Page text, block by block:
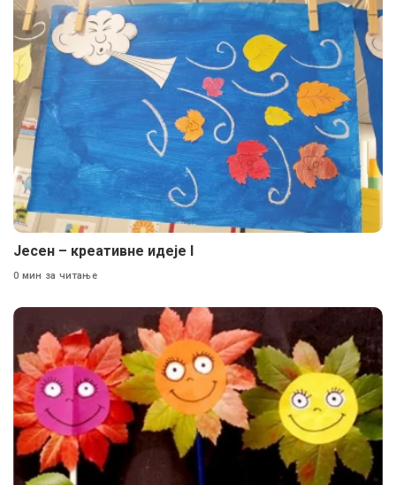
Јесен – креативне идеје I
0 мин за читање